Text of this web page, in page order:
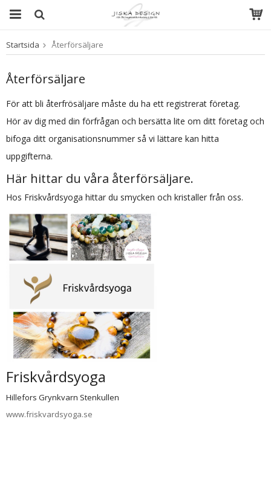
Produkten har blivit tillagd i varukorgen
Startsida Återförsäljare
Återförsäljare
För att bli återfrösäljare måste du ha ett registrerat företag.
Hör av dig med din förfrågan och bersätta lite om ditt företag och
bifoga ditt organisationsnummer så vi lättare kan hitta
uppgifterna.
Här hittar du våra återförsäljare.
Hos Friskvårdsyoga hittar du smycken och kristaller från oss.
Friskvårdsyoga
Hillefors Grynkvarn Stenkullen
www.friskvardsyoga.se